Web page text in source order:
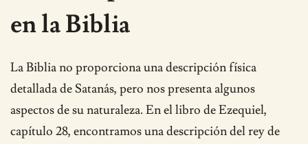
en la Biblia
La Biblia no proporciona una descripción física
detallada de Satanás, pero nos presenta algunos
aspectos de su naturaleza. En el libro de Ezequiel,
capítulo 28, encontramos una descripción del rey de